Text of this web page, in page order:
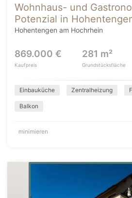
Wohnhaus- und
Potenzial in
Hohentengen am Hochrhein
869.000 €
Kaufpreis
281 m²
Grundstücksfläche
Einbauküche Zentralheizung
Balkon
minimieren